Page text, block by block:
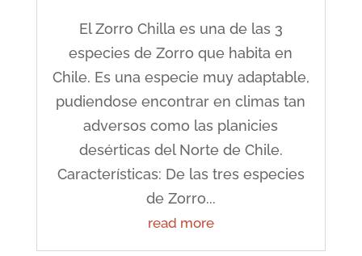
El Zorro Chilla es una de las 3
especies de Zorro que habita en
Chile. Es una especie muy adaptable,
pudiendose encontrar en climas tan
adversos como las planicies
desérticas del Norte de Chile.
Características: De las tres especies
de Zorro...
read more